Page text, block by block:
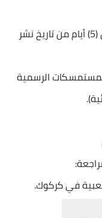
* الفترة الزمنية: مراجعة المديرية خلال (5) أيام من تاريخ نشر
الرسمية
في كركوك.